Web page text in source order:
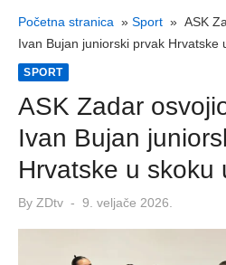
Početna stranica » Sport » ASK
Ivan Bujan juniorski prvak Hrvatske
SPORT
ASK Zadar
Ivan Bujan
Hrvatske u skoku
By ZDtv
Posted
9. veljače 2026.